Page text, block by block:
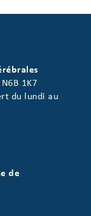
1K7
du lundi au
de